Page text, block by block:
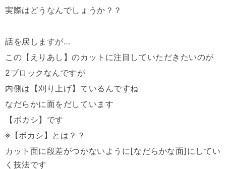
実際はどうなんでしょうか？？
話を戻しますが…
この【えりあし】のカットに注目していただきたいのが
2ブロックなんですが
内側は【刈り上げ】ているんですね
なだらかに面をだしています
【ボカシ】です
※ 【ボカシ】とは？？
カット面に段差がつかないように [なだらかな面] にしてい
く技法です